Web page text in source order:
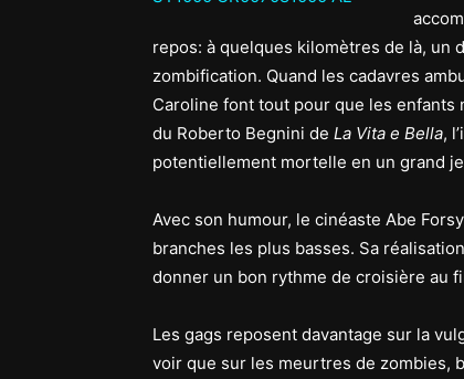
repos: à quelques kilomètres de là, un
zombification. Quand les cadavres
Caroline font tout pour que les enfants
du Roberto Begnini de La Vita e Bella,
potentiellement mortelle en un grand
Avec son humour, le cinéaste Abe
branches les plus basses. Sa
donner un bon rythme de croisière au
Les gags reposent davantage sur la
voir que sur les meurtres de zombies,